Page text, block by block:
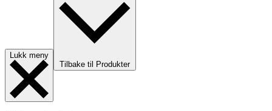
Lukk meny
Tilbake til Produkter